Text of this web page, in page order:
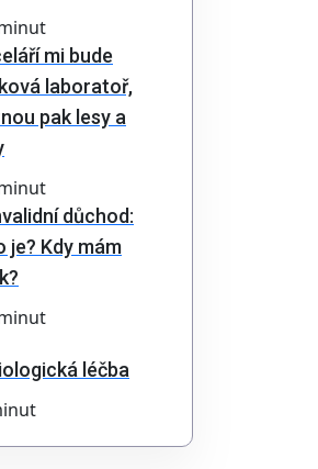
mi bude
laboratoř,
pak lesy a
důchod:
je? Kdy mám
léčba